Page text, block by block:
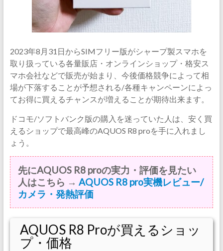
2023年8月31日からSIMフリー版がシャープ製スマホを
取り扱っている各量販店・オンラインショップ・格安ス
マホ会社などで販売が始まり、今後価格競争によって相
場が下落することが予想される/各種キャンペーンによっ
てお得に買えるチャンスが増えることが期待出来ます。
ドコモ/ソフトバンク版の購入を迷っていた人は、安く買
えるショップで最高峰のAQUOS R8 proを手に入れまし
ょう。
先にAQUOS R8 proの実力・評価を見たい
人はこちら → AQUOS R8 pro実機レビュー/
カメラ・発熱評価
AQUOS R8 Proが買えるショッ
プ・価格